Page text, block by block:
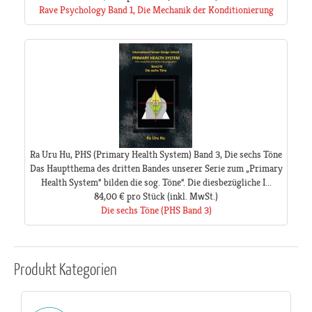
Rave Psychology Band 1, Die Mechanik der Konditionierung
Ra Uru Hu, PHS (Primary Health System) Band 3, Die sechs Töne
Das Hauptthema des dritten Bandes unserer Serie zum „Primary
Health System“ bilden die sog. Töne“. Die diesbezügliche I...
84,00 €pro Stück(inkl. MwSt.)
Die sechs Töne (PHS Band 3)
ProduktKategorien